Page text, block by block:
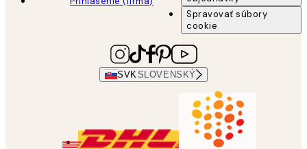
Spravovať súbory
cookie
SVKSLOVENSKÝ